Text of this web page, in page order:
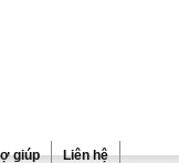
giúp Liên hệ